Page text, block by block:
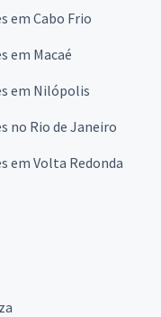
em Cabo Frio
em Macaé
em Nilópolis
no Rio de Janeiro
em Volta Redonda